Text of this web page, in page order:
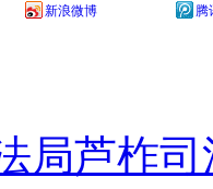
新浪微博 腾
局芦柞